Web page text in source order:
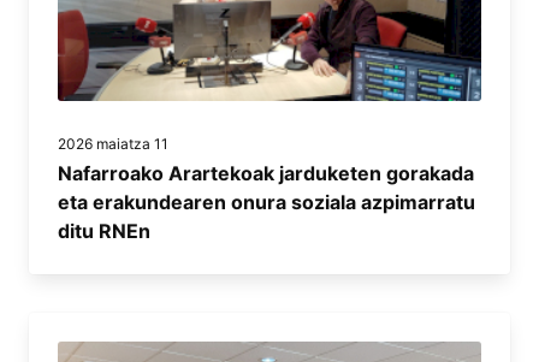
2026 maiatza 11
Nafarroako Arartekoak jarduketen gorakada
eta erakundearen onura soziala azpimarratu
ditu RNEn